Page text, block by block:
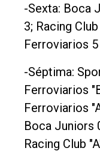
-Sexta: Boca
3; Racing
Ferroviarios
-Séptima:
Ferroviarios
Ferroviarios
Boca Juniors
Racing Club